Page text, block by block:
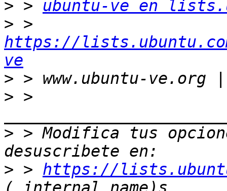
> > ubuntu-ve en
>
https://
ve
>
> >
> > Modifica tus
> > https://